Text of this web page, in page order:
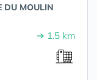
DU MOULIN
➔ 1.5 km